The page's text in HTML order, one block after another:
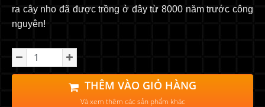
ra cây nho đã được trồng ở đây từ 8000 năm trước công
nguyên!
THÊM VÀO GIỎ HÀNG
Và xem thêm các sản phẩm khác